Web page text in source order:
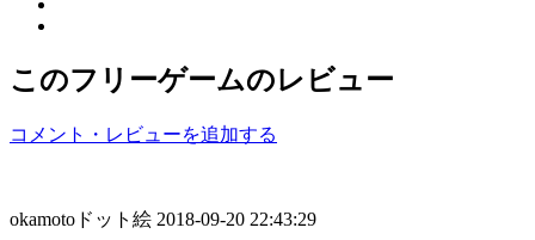
このフリーゲームのレビュー
コメント・レビューを追加する
okamotoドット絵 2018-09-20 22:43:29